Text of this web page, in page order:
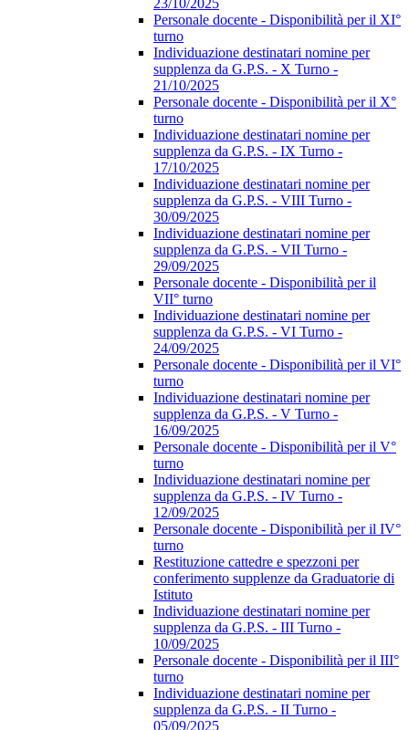
23/10/2025
Personale docente - Disponibilità per il XI°
turno
Individuazione destinatari nomine per
supplenza da G.P.S. - X Turno -
21/10/2025
Personale docente - Disponibilità per il X°
turno
Individuazione destinatari nomine per
supplenza da G.P.S. - IX Turno -
17/10/2025
Individuazione destinatari nomine per
supplenza da G.P.S. - VIII Turno -
30/09/2025
Individuazione destinatari nomine per
supplenza da G.P.S. - VII Turno -
29/09/2025
Personale docente - Disponibilità per il
VII° turno
Individuazione destinatari nomine per
supplenza da G.P.S. - VI Turno -
24/09/2025
Personale docente - Disponibilità per il VI°
turno
Individuazione destinatari nomine per
supplenza da G.P.S. - V Turno -
16/09/2025
Personale docente - Disponibilità per il V°
turno
Individuazione destinatari nomine per
supplenza da G.P.S. - IV Turno -
12/09/2025
Personale docente - Disponibilità per il IV°
turno
Restituzione cattedre e spezzoni per
conferimento supplenze da Graduatorie di
Istituto
Individuazione destinatari nomine per
supplenza da G.P.S. - III Turno -
10/09/2025
Personale docente - Disponibilità per il III°
turno
Individuazione destinatari nomine per
supplenza da G.P.S. - II Turno -
05/09/2025